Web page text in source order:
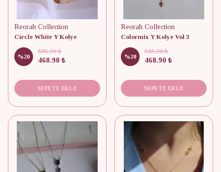
Reorah Collection
Circle White Y Kolye
%20
585.90 ₺
468.90 ₺
SEPETE EKLE
Reorah Collection
Colormix Y Kolye Vol 3
%20
585.90 ₺
468.90 ₺
SEPETE EKLE